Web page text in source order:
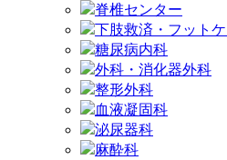
脊椎センター
下肢救済・フット
糖尿病内科
外科・消化器外科
整形外科
血液凝固科
泌尿器科
麻酔科